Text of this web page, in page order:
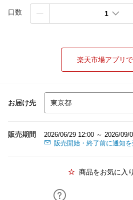
口数 1
楽天市場アプリで
お届け先
販売期間
2026/06/29 12:00 ～ 2026/09/
販売開始・終了前に通知
商品をお気に入